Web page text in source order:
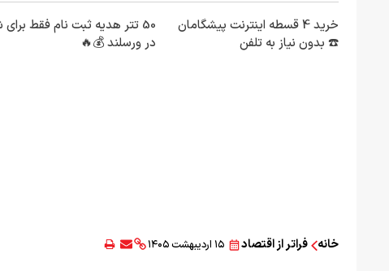
خرید 4 قسطه اینترنت پیشگامان
☎️ بدون نیاز به تلفن
50 تتر هدیه ثبت نام فقط
در ورسلند 💰🔥
خانه فراتر از اقتصاد ۱۵ اردیبهشت ۱۴۰۵